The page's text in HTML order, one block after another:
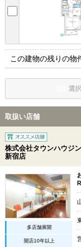
この建物の残りの物
選
取扱い店舗
株式会社タウンハウジ
新宿店
多店舗展開
開店10年以上